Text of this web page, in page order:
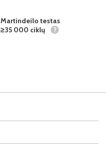
Martindeilo testas
≥35 000 ciklų
?